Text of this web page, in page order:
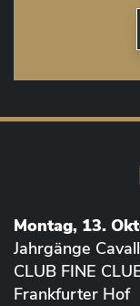
Montag, 13.
Jahrgänge
CLUB FINE
Frankfurter Hof